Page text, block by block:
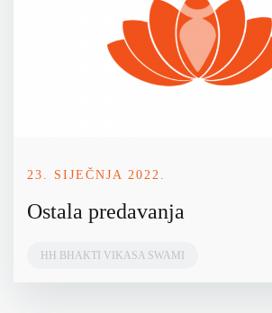
23. SIJEČNJA 2022.
Ostala predavanja
HH BHAKTI VIKASA SWAMI